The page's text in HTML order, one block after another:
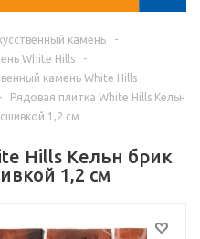
камень
-
White Hills
-
камень White Hills
-
-
Рядовая плитка White Hills Кельн
1,2 см
Hills Кельн брик
1,2 см